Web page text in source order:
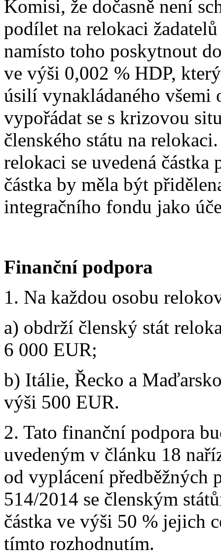
Komisi, že dočasně není
podílet na relokaci
namísto toho poskytnout
ve výši 0,002 % HDP,
úsilí vynakládaného všemi
vypořádat se s krizovou
členského státu na
relokaci se uvedená
částka by měla být
integračního fondu jako
Finanční podpora
1. Na každou osobu
a) obdrží členský stát
6 000 EUR;
b) Itálie, Řecko a
výši 500 EUR.
2. Tato finanční podpora
uvedeným v článku 18
od vyplácení předběžných
514/2014 se členským
částka ve výši 50 % jejich
tímto rozhodnutím.